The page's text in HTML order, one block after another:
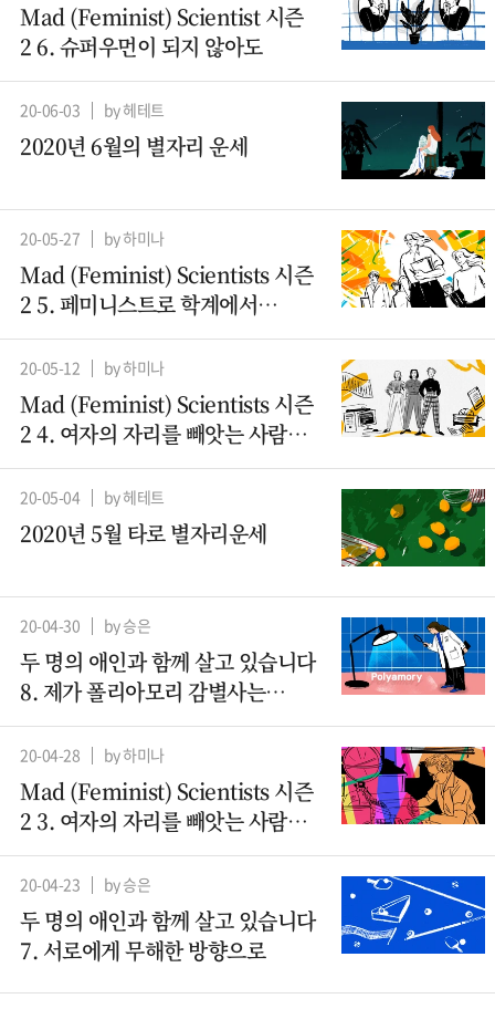
Mad (Feminist) Scientist 시즌
2 6. 슈퍼우먼이 되지 않아도
20-06-03 by 헤테트
2020년 6월의 별자리 운세
20-05-27 by 하미나
Mad (Feminist) Scientists 시즌
2 5. 페미니스트로 학계에서
살아남기
20-05-12 by 하미나
Mad (Feminist) Scientists 시즌
2 4. 여자의 자리를 빼앗는 사람들
– 컴퓨터과학 (2)
20-05-04 by 헤테트
2020년 5월 타로 별자리운세
20-04-30 by 승은
두 명의 애인과 함께 살고 있습니다
8. 제가 폴리아모리 감별사는
아니지만요
20-04-28 by 하미나
Mad (Feminist) Scientists 시즌
2 3. 여자의 자리를 빼앗는 사람들 -
컴퓨터과학(1)
20-04-23 by 승은
두 명의 애인과 함께 살고 있습니다
7. 서로에게 무해한 방향으로